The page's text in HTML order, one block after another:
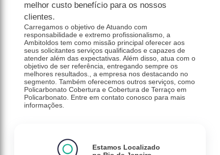
melhor custo benefício para os nossos
clientes.
Carregamos o objetivo de Atuando com
responsabilidade e extremo profissionalismo, a
Ambitoldos tem como missão principal oferecer aos
seus solicitantes serviços qualificados e capazes de
atender além das expectativas. Além disso, atua com o
objetivo de ser referência, entregando sempre os
melhores resultados., a empresa nos destacando no
segmento. Também oferecemos outros serviços, como
Policarbonato Cobertura e Cobertura de Terraço em
Policarbonato. Entre em contato conosco para mais
informações.
Estamos Localizado